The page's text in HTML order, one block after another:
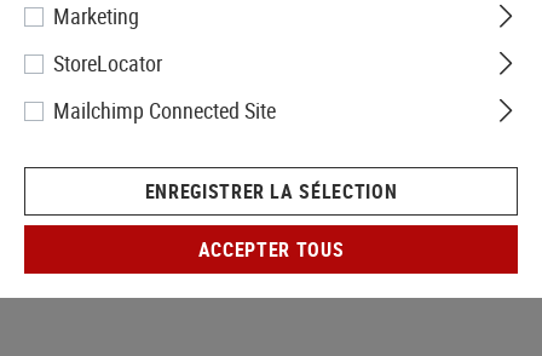
Marketing
StoreLocator
Mailchimp Connected Site
ENREGISTRER LA SÉLECTION
ACCEPTER TOUS